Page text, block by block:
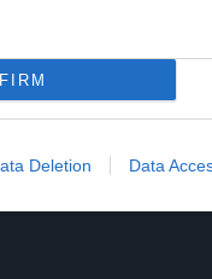
Deletion Data